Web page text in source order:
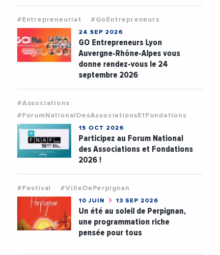
#Entrepreneuriat #GoEntrepreneurs
24 SEP 2026
GO Entrepreneurs Lyon
Auvergne-Rhône-Alpes vous
donne rendez-vous le 24
septembre 2026
#Associations
#ForumNationalDesAssociationsEtFondations
15 OCT 2026
Participez au Forum National
des Associations et Fondations
2026 !
#Festival #VilleDePerpignan
10 JUIN 13 SEP 2026
Un été au soleil de Perpignan,
une programmation riche
pensée pour tous